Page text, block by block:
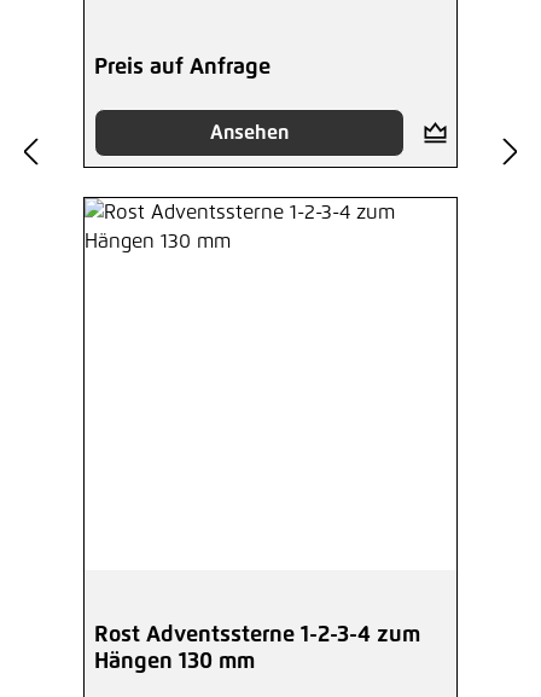
Preis auf Anfrage
Ansehen
Rost Adventssterne 1-2-3-4 zum
Hängen 130 mm